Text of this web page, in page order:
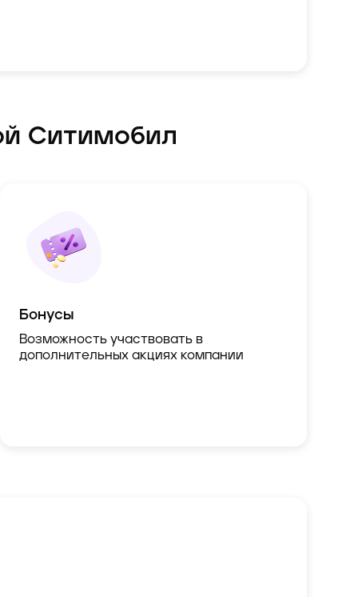
Ситимобил
Бонусы
Возможность участвовать в
дополнительных акциях компании